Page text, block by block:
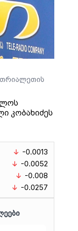
თრიალეთის
კობახიძეს
-0.0013
-0.0052
-0.008
-0.0257